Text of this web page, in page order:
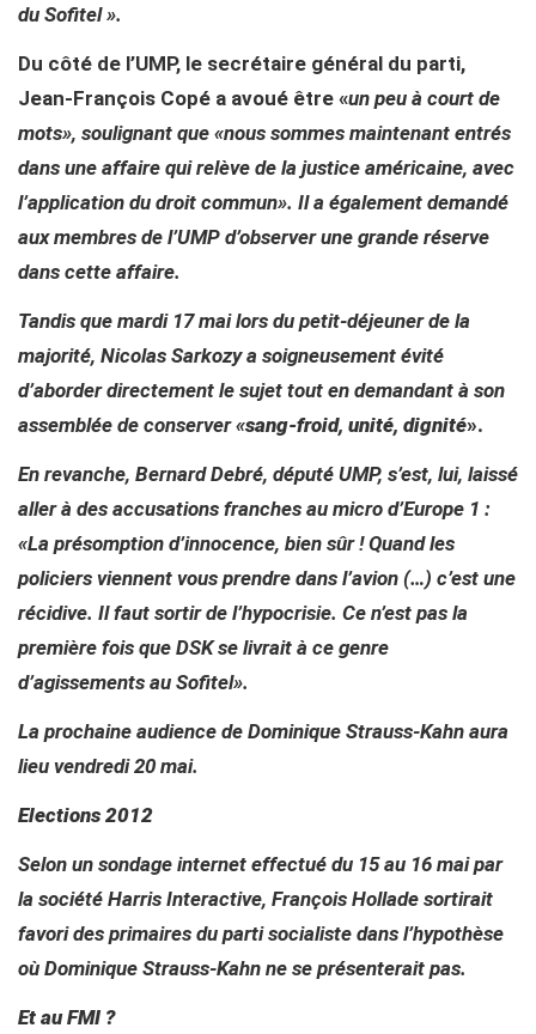
du Sofitel ».
Du côté de l’UMP, le secrétaire général du parti,
Jean-François Copé a avoué être «un peu à court de
mots», soulignant que «nous sommes maintenant entrés
dans une affaire qui relève de la justice américaine, avec
l’application du droit commun». Il a également demandé
aux membres de l’UMP d’observer une grande réserve
dans cette affaire.
Tandis que mardi 17 mai lors du petit-déjeuner de la
majorité, Nicolas Sarkozy a soigneusement évité
d’aborder directement le sujet tout en demandant à son
assemblée de conserver «sang-froid, unité, dignité».
En revanche, Bernard Debré, député UMP, s’est, lui, laissé
aller à des accusations franches au micro d’Europe 1 :
«La présomption d’innocence, bien sûr ! Quand les
policiers viennent vous prendre dans l’avion (…) c’est une
récidive. Il faut sortir de l’hypocrisie. Ce n’est pas la
première fois que DSK se livrait à ce genre
d’agissements au Sofitel».
La prochaine audience de Dominique Strauss-Kahn aura
lieu vendredi 20 mai.
Elections 2012
Selon un sondage internet effectué du 15 au 16 mai par
la société Harris Interactive, François Hollade sortirait
favori des primaires du parti socialiste dans l’hypothèse
où Dominique Strauss-Kahn ne se présenterait pas.
Et au FMI ?